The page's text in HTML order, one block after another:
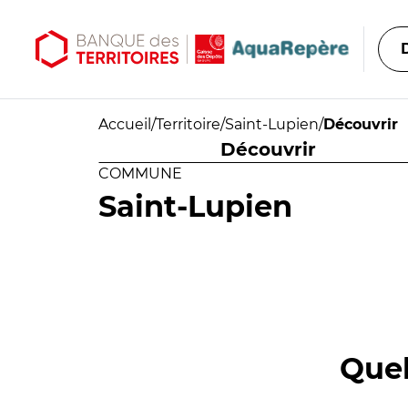
Accueil /Territoire/Saint-Lupien/Découvrir
Découvrir
COMMUNE
Saint-Lupien